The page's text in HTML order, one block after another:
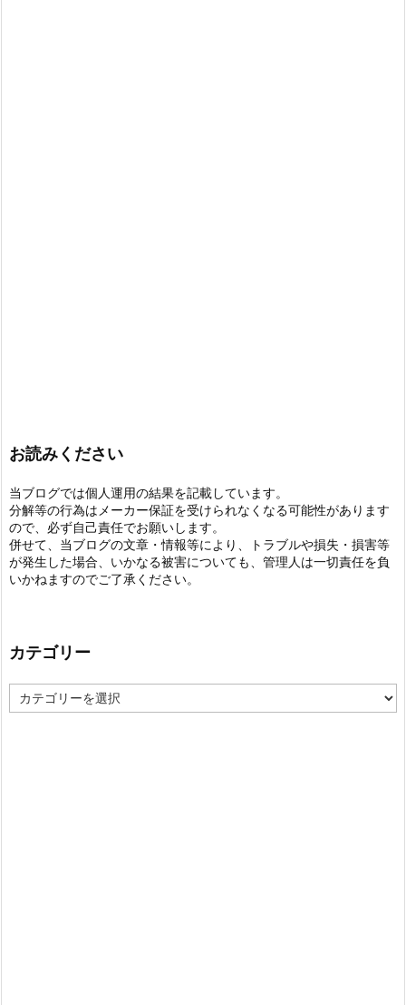
お読みください
当ブログでは個人運用の結果を記載しています。
分解等の行為はメーカー保証を受けられなくなる可能性があります
ので、必ず自己責任でお願いします。
併せて、当ブログの文章・情報等により、トラブルや損失・損害等
が発生した場合、いかなる被害についても、管理人は一切責任を負
いかねますのでご了承ください。
カテゴリー
テ